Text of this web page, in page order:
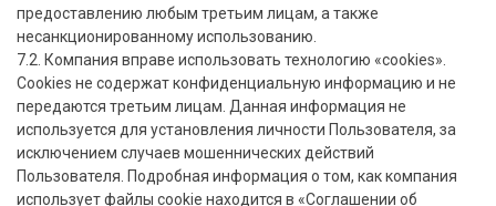
предоставлению любым третьим лицам, а также
несанкционированному использованию.
7.2. Компания вправе использовать технологию «cookies».
Cookies не содержат конфиденциальную информацию и не
передаются третьим лицам. Данная информация не
используется для установления личности Пользователя, за
исключением случаев мошеннических действий
Пользователя. Подробная информация о том, как компания
использует файлы cookie находится в «Соглашении об